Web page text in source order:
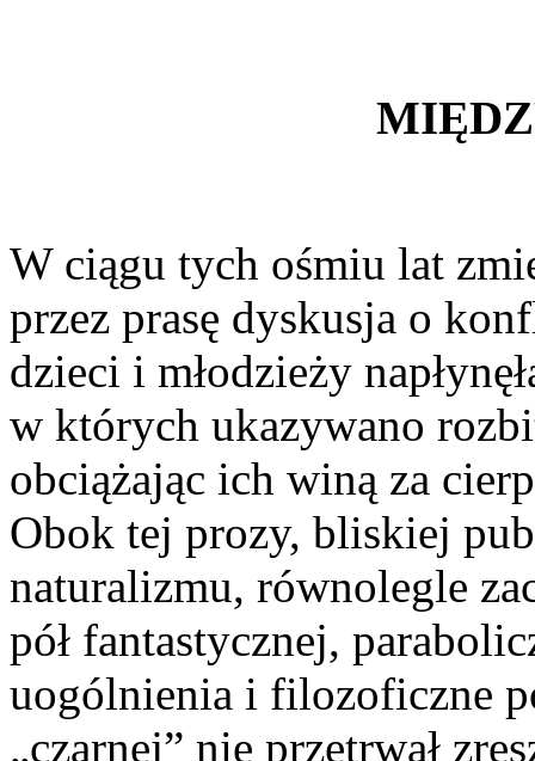
W ciągu tych ośmiu lat
przez prasę dyskusja o
dzieci i młodzieży
w których ukazywano
obciążając ich winą za
Obok tej prozy, bliskiej
naturalizmu, równolegle
pół fantastycznej,
uogólnienia i filozoficzne
„czarnej” nie przetrwał